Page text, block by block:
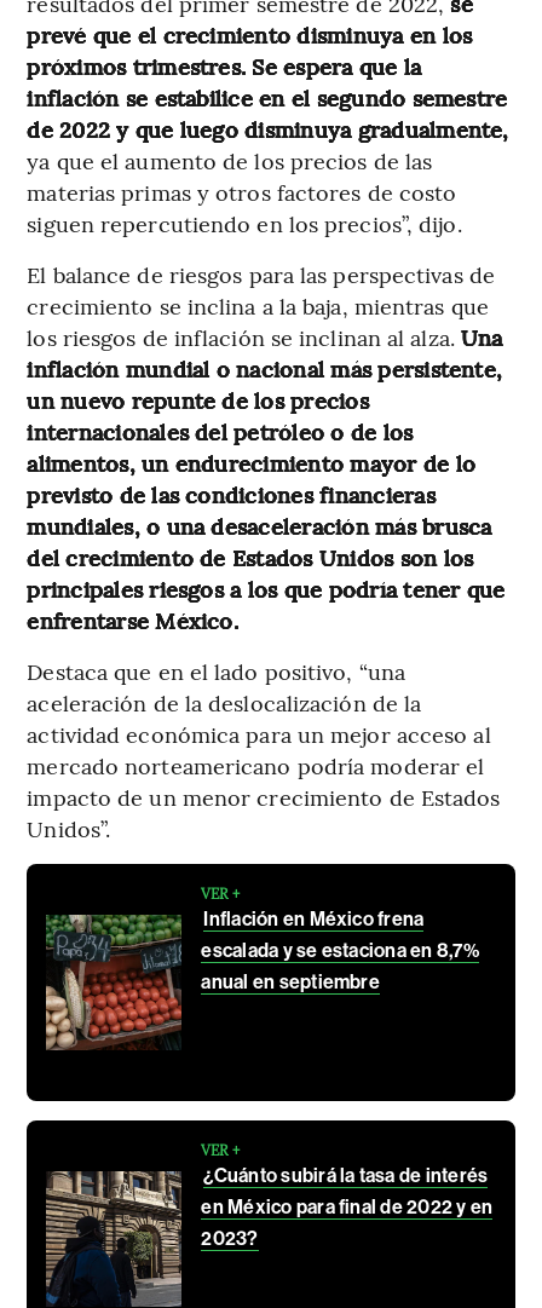
prevé que el crecimiento disminuya en los
próximos trimestres. Se espera que la
inflación se estabilice en el segundo semestre
de 2022 y que luego disminuya gradualmente,
ya que el aumento de los precios de las
materias primas y otros factores de costo
siguen repercutiendo en los precios”, dijo.
El balance de riesgos para las perspectivas de
crecimiento se inclina a la baja, mientras que
los riesgos de inflación se inclinan al alza. Una
inflación mundial o nacional más persistente,
un nuevo repunte de los precios
internacionales del petróleo o de los
alimentos, un endurecimiento mayor de lo
previsto de las condiciones financieras
mundiales, o una desaceleración más brusca
del crecimiento de Estados Unidos son los
principales riesgos a los que podría tener que
enfrentarse México.
Destaca que en el lado positivo, “una
aceleración de la deslocalización de la
actividad económica para un mejor acceso al
mercado norteamericano podría moderar el
impacto de un menor crecimiento de Estados
Unidos”.
VER +
Inflación en México frena
escalada y se estaciona en 8,7%
anual en septiembre
VER +
¿Cuánto subirá la tasa de interés
en México para final de 2022 y en
2023?